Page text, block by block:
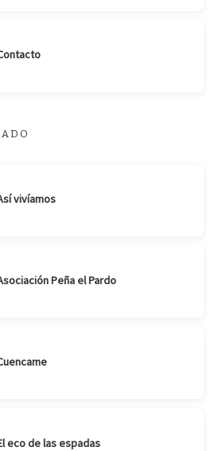
vivíamos
Peña el Pardo
eco de las espadas